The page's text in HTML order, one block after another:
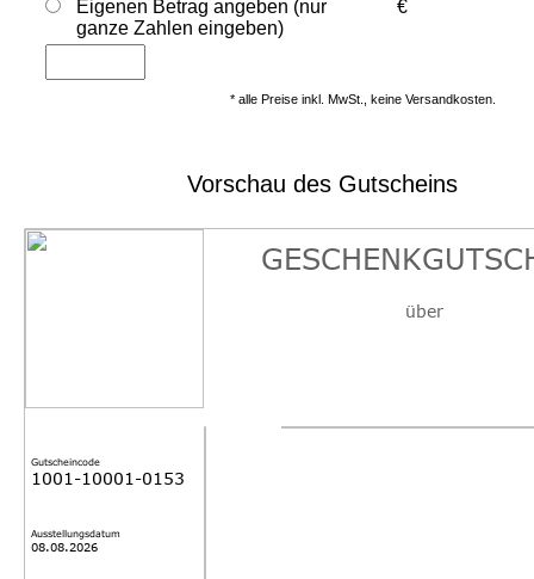
Eigenen Betrag angeben (nur
ganze Zahlen eingeben)
€
* alle Preise inkl. MwSt., keine Versandkosten.
Vorschau des Gutscheins
Gutscheincode
1001-10001-0153
Ausstellungsdatum
08.08.2026
über